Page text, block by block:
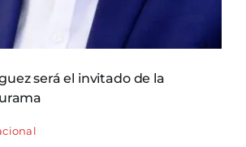
será el invitado de la